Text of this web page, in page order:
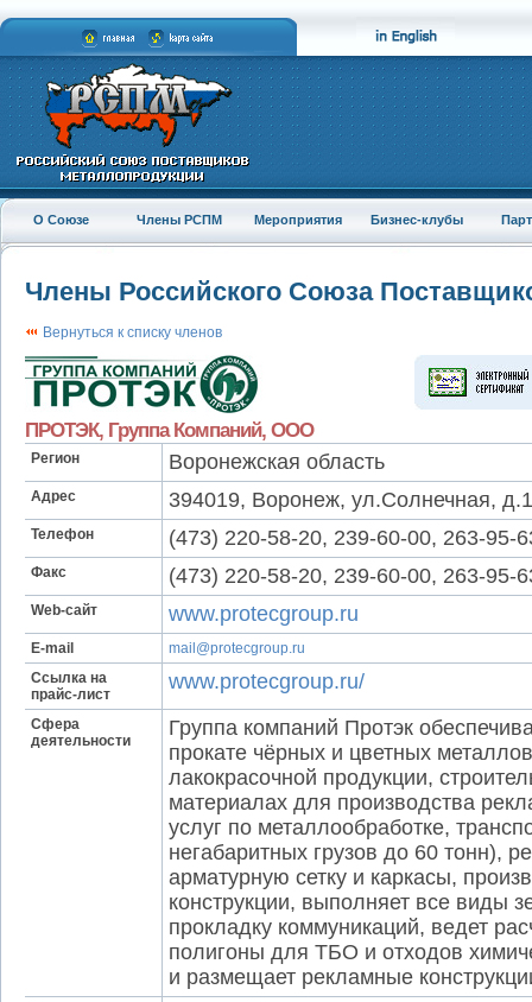
О Союзе Члены РСПМ Мероприятия Бизнес-клубы
Члены Российского Союза
Вернуться к списку членов
ПРОТЭК, Группа Компаний, ООО
Регион Воронежская область
Адрес 394019, Воронеж, ул.Солнечная,
Телефон (473) 220-58-20, 239-60-00, 263-95-
Факс (473) 220-58-20, 239-60-00, 263-95-
Web-сайт www.protecgroup.ru
E-mail
mail@protecgroup.ru
Ссылка на
прайс-лист
www.protecgroup.ru/
Сфера
деятельности
Группа компаний Протэк
прокате чёрных и цветных
лакокрасочной продукции,
материалах для производства
услуг по металлообработке,
негабаритных грузов до 60 тонн),
арматурную сетку и каркасы,
конструкции, выполняет все виды
прокладку коммуникаций, ведет
полигоны для ТБО и отходов
и размещает рекламные